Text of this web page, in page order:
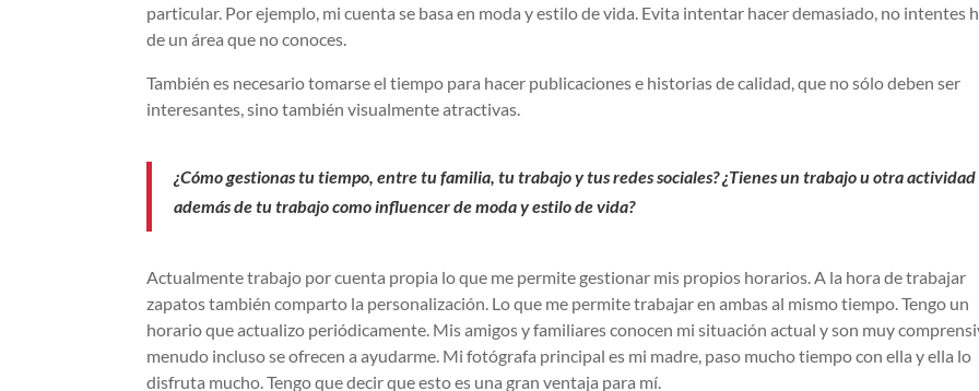
particular. Por ejemplo, mi cuenta se basa en moda y estilo de vida. Evita intentar hacer demasiado, no intentes
de un área que no conoces.
También es necesario tomarse el tiempo para hacer publicaciones e historias de calidad, que no sólo deben ser
interesantes, sino también visualmente atractivas.
¿Cómo gestionas tu tiempo, entre tu familia, tu trabajo y tus redes sociales? ¿Tienes un trabajo u otra actividad
además de tu trabajo como influencer de moda y estilo de vida?
Actualmente trabajo por cuenta propia lo que me permite gestionar mis propios horarios. A la hora de trabajar
zapatos también comparto la personalización. Lo que me permite trabajar en ambas al mismo tiempo. Tengo un
horario que actualizo periódicamente. Mis amigos y familiares conocen mi situación actual y son muy
menudo incluso se ofrecen a ayudarme. Mi fotógrafa principal es mi madre, paso mucho tiempo con ella y ella lo
disfruta mucho. Tengo que decir que esto es una gran ventaja para mí.